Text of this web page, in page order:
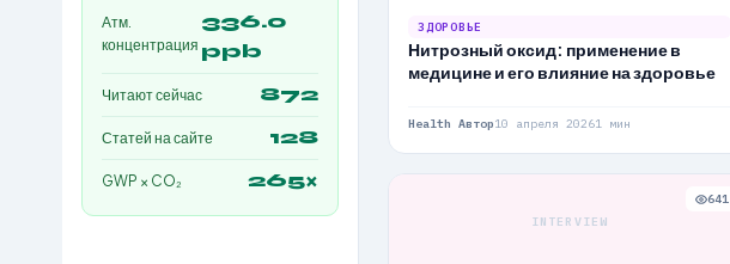
Атм.
концентрация
336.0
ppb
Читают сейчас 870
Статей на сайте 128
GWP × CO₂ 265×
ЗДОРОВЬЕ
Нитрозный оксид: применение в
медицине и его влияние на здоровье
Health Автор10 апреля 20261 мин
INTERVIEW
641